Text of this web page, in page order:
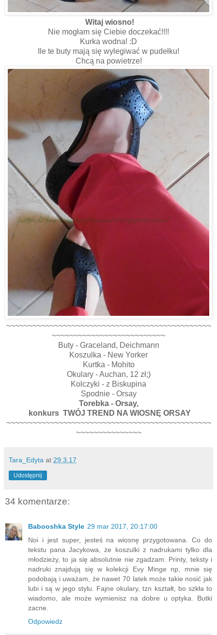
Witaj wiosno!
Nie mogłam się Ciebie doczekać!!!!
Kurka wodna! :D
Ile te buty mają się wylegiwać w pudełku!
Chcą na powietrze!
~~~~~~~~~~~~~~~~~~~~~~~~~~~~~~~~~~~~~~~~~~~~~~~
~~~~~~~~~~~~~~~~~~~~~~~~~~
Buty - Graceland, Deichmann
Koszulka - New Yorker
Kurtka - Mohito
Okulary - Auchan, 12 zł;)
Kolczyki - z Biskupina
Spodnie - Orsay
Torebka - Orsay,
konkurs TWÓJ TREND NA WIOSNĘ ORSAY
~~~~~~~~~~~~~~~~~~~~~~~~~~~~~~~~~~~~~~~~~~~~~~~
~~~~~~~~~~~~~~~
Tara_Edyta at 29.3.17
Udostępnij
34 komentarze:
Babooshka Style 29 mar 2017, 20:17:00
Noi i jest super, jesteś na wiosnę przygotowana. Co do
tekstu pana Jacykowa, że koszulki z nadrukami tylko dla
młodzieży, to ja się absolutnie nie zgadzam. Printy, teksty i
nadruki znajdują się w kolekcji Evy Minge np, mnie się
podobają i uważam, że nawet 70 latek może takie nosić jak
lubi i są w jego stylu. Fajne okulary, tzn kształt, bo szkła to
wiadomo, ale może wymienisz na dobre u optyka. Butki
zacne.
Odpowiedz